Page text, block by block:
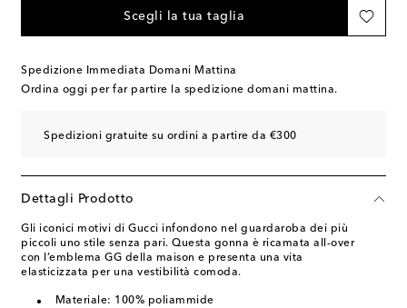
Scegli la tua taglia
Spedizione Immediata Domani Mattina
Ordina oggi per far partire la spedizione domani mattina.
Spedizioni gratuite su ordini a partire da €300
Dettagli Prodotto
Gli iconici motivi di Gucci infondono nel guardaroba dei più
piccoli uno stile senza pari. Questa gonna è ricamata all-over
con l’emblema GG della maison e presenta una vita
elasticizzata per una vestibilità comoda.
Materiale: 100% poliammide